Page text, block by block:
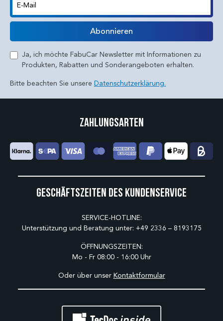
E-Mail
Abonnieren
Ja, ich möchte FabuCar Newsletter mit Informationen zu
Produkten, Rabatten und Sonderangeboten erhalten.
Bitte beachten Sie unsere Datenschutzerklärung.
Geschäftszeiten des Kundenservice
SERVICE-HOTLINE:
Unterstützung und Beratung unter: +49 2336 – 8193175
ÖFFNUNGSZEITEN:
Mo - Fr 08:00 - 16:00 Uhr
Oder über unser Kontaktformular
Zahlungsarten